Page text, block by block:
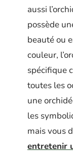
aussi
possède
beauté ou
couleur,
spécifique
toutes les
une
les
mais vous
entretenir